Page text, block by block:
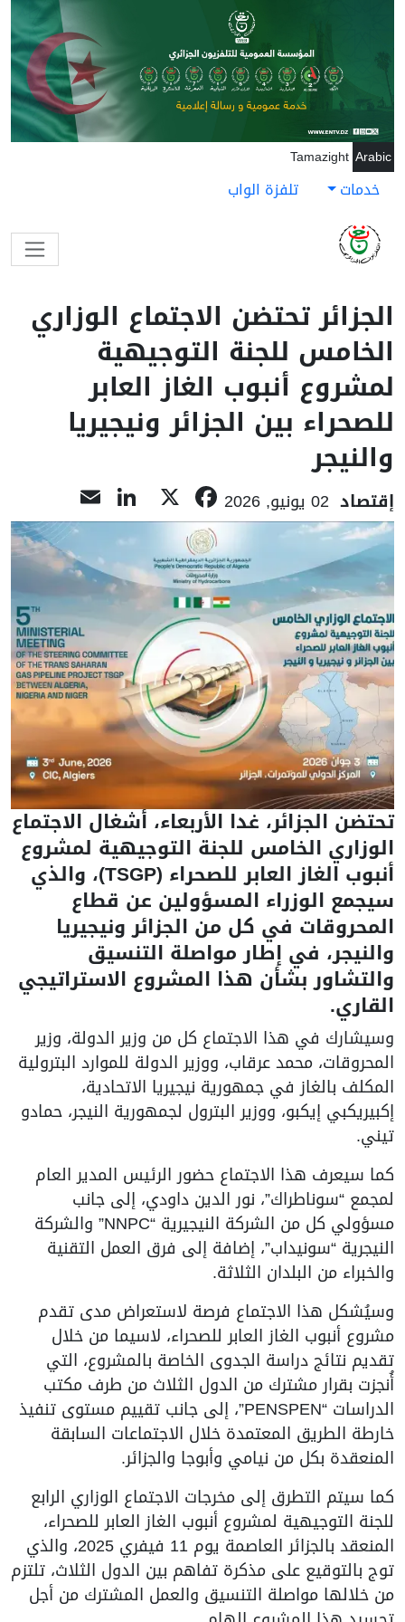
تجاوز إلى المحتوى الرئيسي
Arabic
Tamazight
خدمات تلفزة الواب
الجزائر تحتضن الاجتماع الوزاري
الخامس للجنة التوجيهية
لمشروع أنبوب الغاز العابر
للصحراء بين الجزائر ونيجيريا
والنيجر
إقتصاد 02 يونيو, 2026 Facebook
LinkedIn
تحتضن الجزائر، غدا الأربعاء، أشغال الاجتماع
الوزاري الخامس للجنة التوجيهية لمشروع
أنبوب الغاز العابر للصحراء (TSGP)، والذي
سيجمع الوزراء المسؤولين عن قطاع
المحروقات في كل من الجزائر ونيجيريا
والنيجر، في إطار مواصلة التنسيق
والتشاور بشأن هذا المشروع الاستراتيجي
القاري.
وسيشارك في هذا الاجتماع كل من وزير الدولة، وزير
المحروقات، محمد عرقاب، ووزير الدولة للموارد البترولية
المكلف بالغاز في جمهورية نيجيريا الاتحادية،
إكبيريكبي إيكبو، ووزير البترول لجمهورية النيجر، حمادو
تيني.
كما سيعرف هذا الاجتماع حضور الرئيس المدير العام
لمجمع “سوناطراك”، نور الدين داودي، إلى جانب
مسؤولي كل من الشركة النيجيرية “NNPC” والشركة
النيجرية “سونيداب”، إضافة إلى فرق العمل التقنية
والخبراء من البلدان الثلاثة.
وسيُشكل هذا الاجتماع فرصة لاستعراض مدى تقدم
مشروع أنبوب الغاز العابر للصحراء، لاسيما من خلال
تقديم نتائج دراسة الجدوى الخاصة بالمشروع، التي
أُنجزت بقرار مشترك من الدول الثلاث من طرف مكتب
الدراسات “PENSPEN”، إلى جانب تقييم مستوى تنفيذ
خارطة الطريق المعتمدة خلال الاجتماعات السابقة
المنعقدة بكل من نيامي وأبوجا والجزائر.
كما سيتم التطرق إلى مخرجات الاجتماع الوزاري الرابع
للجنة التوجيهية لمشروع أنبوب الغاز العابر للصحراء،
المنعقد بالجزائر العاصمة يوم 11 فيفري 2025، والذي
توج بالتوقيع على مذكرة تفاهم بين الدول الثلاث، تلتزم
من خلالها مواصلة التنسيق والعمل المشترك من أجل